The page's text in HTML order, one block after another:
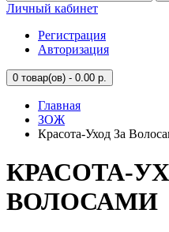
Личный кабинет
Регистрация
Авторизация
0 товар(ов) - 0.00 р.
Главная
ЗОЖ
Красота-Уход За
КРАСОТА-
ВОЛОСАМИ